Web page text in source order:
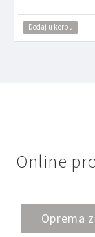
Dodaj u korpu
Online
Oprema